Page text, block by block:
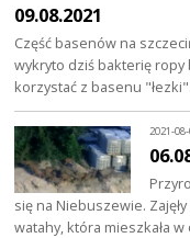
09.08.2021
Część basenów na
wykryto dziś bakterię ropy
korzystać z basenu
2021-
się na Niebuszewie.
watahy, która mieszkała